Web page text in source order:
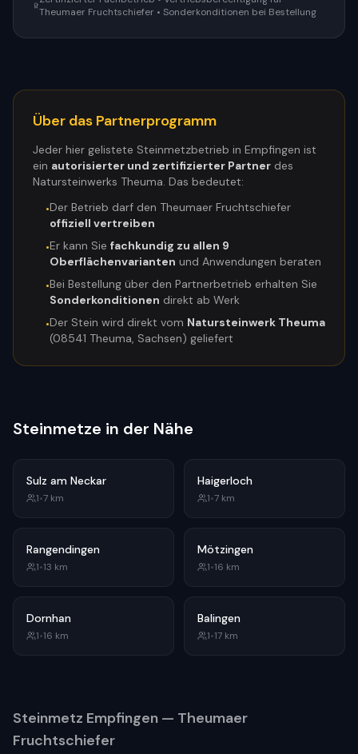
Theumaer Fruchtschiefer • Sonderkonditionen bei Bestellung
Über das Partnerprogramm
Jeder hier gelistete Steinmetzbetrieb in Empfingen ist
ein autorisierter und zertifizierter Partner des
Natursteinwerks Theuma. Das bedeutet:
•Der Betrieb darf den Theumaer Fruchtschiefer
offiziell vertreiben
•Er kann Sie fachkundig zu allen 9
Oberflächenvarianten und Anwendungen beraten
•Bei Bestellung über den Partnerbetrieb erhalten Sie
Sonderkonditionen direkt ab Werk
•Der Stein wird direkt vom Natursteinwerk Theuma
(08541 Theuma, Sachsen) geliefert
Steinmetze in der Nähe
Sulz am Neckar
1•7 km
Haigerloch
1•7 km
Rangendingen
1•13 km
Mötzingen
1•16 km
Dornhan
1•16 km
Balingen
1•17 km
Steinmetz Empfingen — Theumaer
Fruchtschiefer